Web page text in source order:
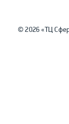
© 2026 «ТЦ